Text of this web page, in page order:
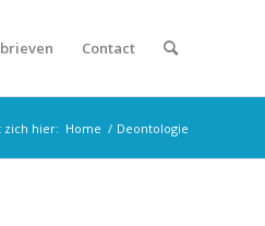
Contact
zich hier: Home / Deontologie